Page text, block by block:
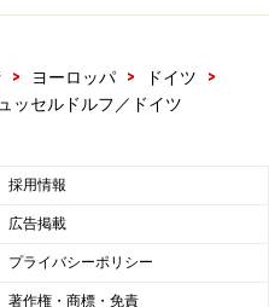
並びます。たくさんの日
う。ラーメンやお寿司が
ュッセルドルフは、ドイ
ては憧れの地のようで、
イヤーたちがインマーマ
> ヨーロッパ > ドイツ
>
ッセルドルフ／ドイツ
採用情報
広告掲載
プライバシーポリシー
著作権・商標・免責